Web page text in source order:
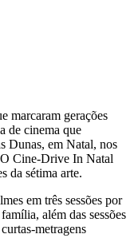
marcaram gerações
de cinema que
Dunas, em Natal, nos
Cine-Drive In Natal
da sétima arte.
em três sessões por
além das sessões
metragens